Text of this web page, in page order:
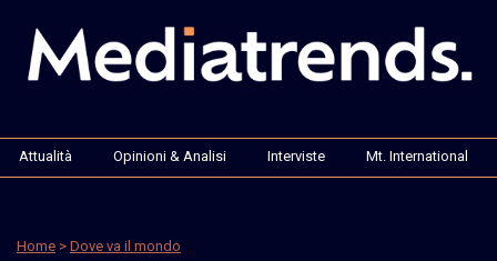
Attualità Opinioni & Analisi Interviste Mt. International
Home > Dove va il mondo